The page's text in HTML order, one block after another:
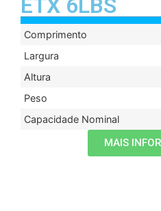
ETX 6LBS
Comprimento
Largura
Altura
Peso
Capacidade Nominal
MAIS